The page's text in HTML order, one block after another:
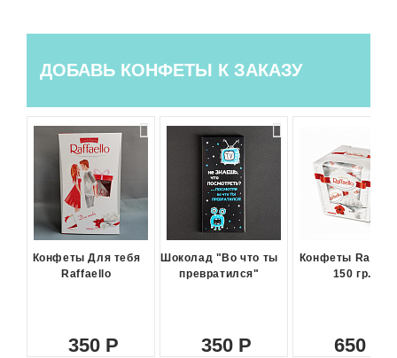
ДОБАВЬ КОНФЕТЫ К ЗАКАЗУ
Конфеты Для тебя
Raffaello
350
Шоколад "Во что ты
превратился"
350
Конфеты
150 гр.
650